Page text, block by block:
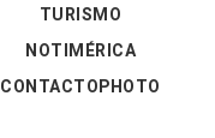
TURISMO
NOTIMÉRICA
CONTACTOPHOTO